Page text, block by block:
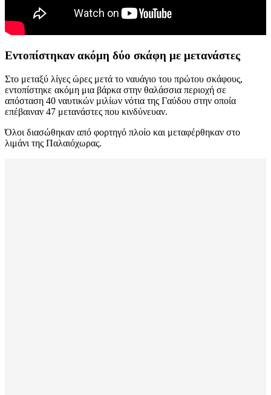
Εντοπίστηκαν ακόμη δύο σκάφη με μετανάστες
Στο μεταξύ λίγες ώρες μετά το ναυάγιο του πρώτου σκάφους,
εντοπίστηκε ακόμη μια βάρκα στην θαλάσσια περιοχή σε
απόσταση 40 ναυτικών μιλίων νότια της Γαύδου στην οποία
επέβαιναν 47 μετανάστες που κινδύνευαν.
Όλοι διασώθηκαν από φορτηγό πλοίο και μεταφέρθηκαν στο
λιμάνι της Παλαιόχωρας.